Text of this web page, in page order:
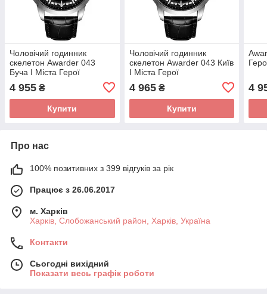
Чоловічий годинник
скелетон Awarder 043
Буча I Міста Герої
4 955 ₴
Купити
Чоловічий годинник
скелетон Awarder 043 Київ
I Міста Герої
4 965₴
Купити
4
Про нас
100% позитивних з 399 відгуків за рік
Працює з 26.06.2017
м. Харків
Харків, Слобожанський район, Харків, Україна
Контакти
Сьогодні вихідний
Показати весь графік роботи